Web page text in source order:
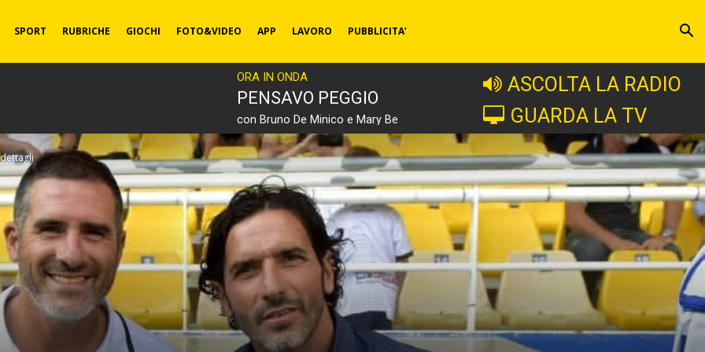
SPORT RUBRICHE GIOCHI FOTO&VIDEO APP LAVORO PUBBLICITA’
ORA IN ONDA
PENSAVO PEGGIO
con Bruno De Minico e Mary Be
ASCOLTA LA RADIO
GUARDA LA TV